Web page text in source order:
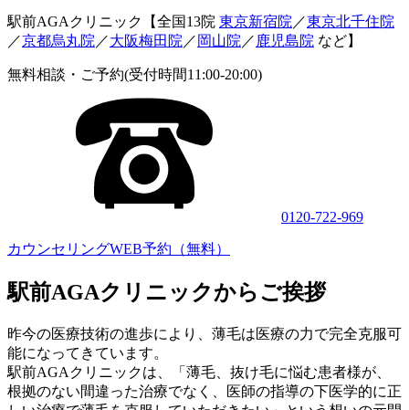
駅前AGAクリニック【全国13院 東京新宿院 ／東京北千住院
／京都烏丸院 ／大阪梅田院 ／ 岡山院 ／ 鹿児島院 など】
無料相談・ご予約(受付時間11:00-20:00)
0120-722-969
カウンセリングWEB予約（無料）
駅前AGAクリニックからご挨拶
昨今の医療技術の進歩により、薄毛は医療の力で完全克服可
能になってきています。
駅前AGAクリニックは、「薄毛、抜け毛に悩む患者様が、
根拠のない間違った治療でなく、医師の指導の下医学的に正